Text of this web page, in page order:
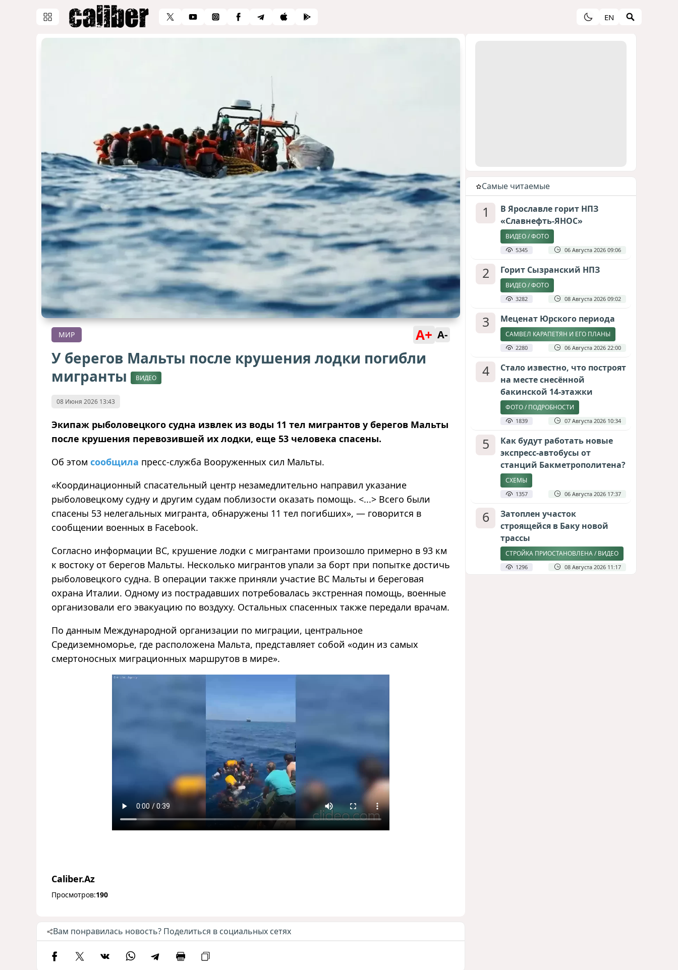
EN
МИР A+ A-
У берегов Мальты после крушения лодки погибли
мигранты
ВИДЕО
08 Июня 2026 13:43
Экипаж рыболовецкого судна извлек из воды 11 тел мигрантов у берегов Мальты
после крушения перевозившей их лодки, еще 53 человека спасены.
Об этом сообщила пресс-служба Вооруженных сил Мальты.
«Координационный спасательный центр незамедлительно направил указание
рыболовецкому судну и другим судам поблизости оказать помощь. <...> Всего были
спасены 53 нелегальных мигранта, обнаружены 11 тел погибших», — говорится в
сообщении военных в Facebook.
Согласно информации ВС, крушение лодки с мигрантами произошло примерно в 93 км
к востоку от берегов Мальты. Несколько мигрантов упали за борт при попытке достичь
рыболовецкого судна. В операции также приняли участие ВС Мальты и береговая
охрана Италии. Одному из пострадавших потребовалась экстренная помощь, военные
организовали его эвакуацию по воздуху. Остальных спасенных также передали врачам.
По данным Международной организации по миграции, центральное
Средиземноморье, где расположена Мальта, представляет собой «один из самых
смертоносных миграционных маршрутов в мире».
Caliber.Az
Просмотров:190
Вам понравилась новость? Поделиться в социальных сетях
Cамые читаемые
1
В Ярославле горит НПЗ
«Славнефть-ЯНОС»
ВИДЕО / ФОТО
5345 06 Августа 2026 09:06
2 Горит Сызранский НПЗ
ВИДЕО / ФОТО
3282 08 Августа 2026 09:02
3 Меценат Юрского периода
САМВЕЛ КАРАПЕТЯН И ЕГО ПЛАНЫ
2280 06 Августа 2026 22:00
4
Стало известно, что построят
на месте снесённой
бакинской 14-этажки
ФОТО / ПОДРОБНОСТИ
1839 07 Августа 2026 10:34
5
Как будут работать новые
экспресс-автобусы от
станций Бакметрополитена?
СХЕМЫ
1357 06 Августа 2026 17:37
6
Затоплен участок
строящейся в Баку новой
трассы
СТРОЙКА ПРИОСТАНОВЛЕНА / ВИДЕО
1296 08 Августа 2026 11:17